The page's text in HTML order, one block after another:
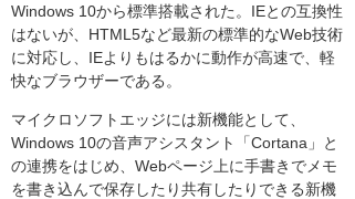
Windows 10から標準搭載された。IEとの互換性
はないが、HTML5など最新の標準的なWeb技術
に対応し、IEよりもはるかに動作が高速で、軽
快なブラウザーである。
マイクロソフトエッジには新機能として、
Windows 10の音声アシスタント「Cortana」と
の連携をはじめ、Webページ上に手書きでメモ
を書き込んで保存したり共有したりできる新機